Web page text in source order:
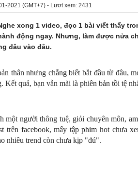
2021 (GMT+7) - Lượt xem: 2431
xong 1 video, đọc 1 bài viết thấy
động ngay. Nhưng, làm được nửa
đâu vào đâu.
thân nhưng chẳng biết bắt đầu từ đâu,
Kết quả, bạn vẫn mãi là phiên bản tồi tệ
một người thông tuệ, giỏi chuyên môn,
trên facebook, mấy tập phim hot chưa
nhiêu trend còn chưa kịp "đú".